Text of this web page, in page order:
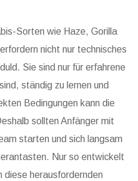
Sorten wie Haze, Gorilla
nicht nur technisches
Sie sind nur für erfahrene
ständig zu lernen und
Bedingungen kann die
sollten Anfänger mit
starten und sich langsam
Nur so entwickelt
diese herausfordernden